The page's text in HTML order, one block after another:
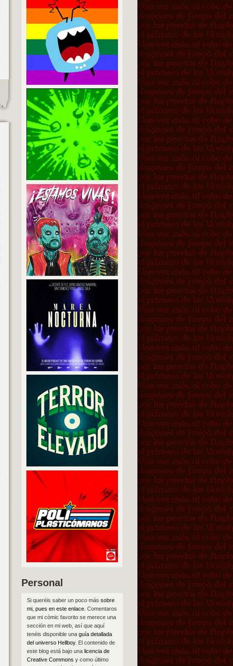
Personal
Si queréis saber un poco más sobre
mi, pues en este enlace. Comentaros
que mi cómic favorito se merece una
sección en mi web, así que aquí
tenéis disponible una guía detallada
del universo Hellboy. El contenido de
este blog está bajo una licencia de
Creative Commons y como último